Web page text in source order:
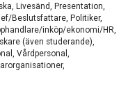
Livesänd, Presentation,
Beslutsfattare, Politiker,
inköp/ekonomi/HR,
(även studerande),
Vårdpersonal,